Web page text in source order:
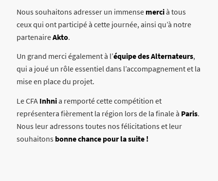
Nous souhaitons adresser un immense mercià tous
ceux qui ont participé à cette journée, ainsi qu’à notre
partenaireAkto.
Un grand merci également à l’équipe des Alternateurs,
qui a joué un rôle essentiel dans l’accompagnement et la
mise en place du projet.
Le CFA Inhnia remporté cette compétition et
représentera fièrement la région lors de la finale à Paris.
Nous leur adressons toutes nos félicitations et leur
souhaitons bonne chance pour la suite !